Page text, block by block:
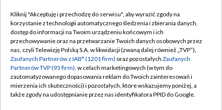
TVP
Abonament TVP
Emisja w TVP
Centrum informacji TVP
Naziemna Telewizja Cyfrowa
Regulamin TVP
Polityka prywatności
Moje zgody
Pomoc
Kliknij "Akceptuję i przechodzę do serwisu", aby wyrazić zgody na
korzystanie z technologii automatycznego śledzenia i zbierania danych,
dostęp do informacji na Twoim urządzeniu końcowym i ich
przechowywanie oraz na przetwarzanie Twoich danych osobowych przez
nas, czyli Telewizję Polską S.A. w likwidacji (zwaną dalej również „TVP”),
Zaufanych Partnerów z IAB* (1201 firm) oraz pozostałych Zaufanych
Partnerów TVP (93 firm), w celach marketingowych (w tym do
zautomatyzowanego dopasowania reklam do Twoich zainteresowań i
mierzenia ich skuteczności) i pozostałych, które wskazujemy poniżej, a
także zgody na udostępnianie przez nas identyfikatora PPID do Google.